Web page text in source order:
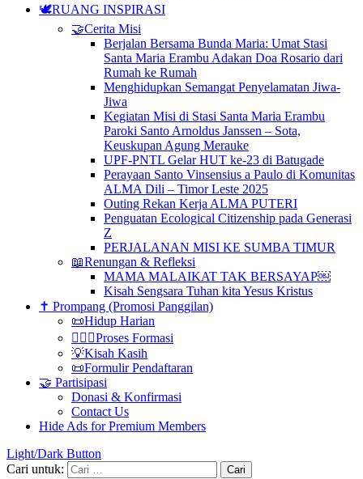
🕊️RUANG INSPIRASI
🤝Cerita Misi
Berjalan Bersama Bunda Maria: Umat Stasi
Santa Maria Erambu Adakan Doa Rosario dari
Rumah ke Rumah
Menghidupkan Semangat Penyelamatan Jiwa-
Jiwa
Kegiatan Misi di Stasi Santa Maria Erambu
Paroki Santo Arnoldus Janssen – Sota,
Keuskupan Agung Merauke
UPF-PNTL Gelar HUT ke-23 di Batugade
Perayaan Santo Vinsensius a Paulo di Komunitas
ALMA Dili – Timor Leste 2025
Outing Rekan Kerja ALMA PUTERI
Penguatan Ecological Citizenship pada Generasi
Z
PERJALANAN MISI KE SUMBA TIMUR
📖Renungan & Refleksi
MAMA MALAIKAT TAK BERSAYAP￼
Kisah Sengsara Tuhan kita Yesus Kristus
✝️ Prompang (Promosi Panggilan)
📜Hidup Harian
🚶‍♀️✨Proses Formasi
💡Kisah Kasih
📜Formulir Pendaftaran
🤝 Partisipasi
Donasi & Konfirmasi
Contact Us
Hide Ads for Premium Members
Light/Dark Button
Cari untuk: